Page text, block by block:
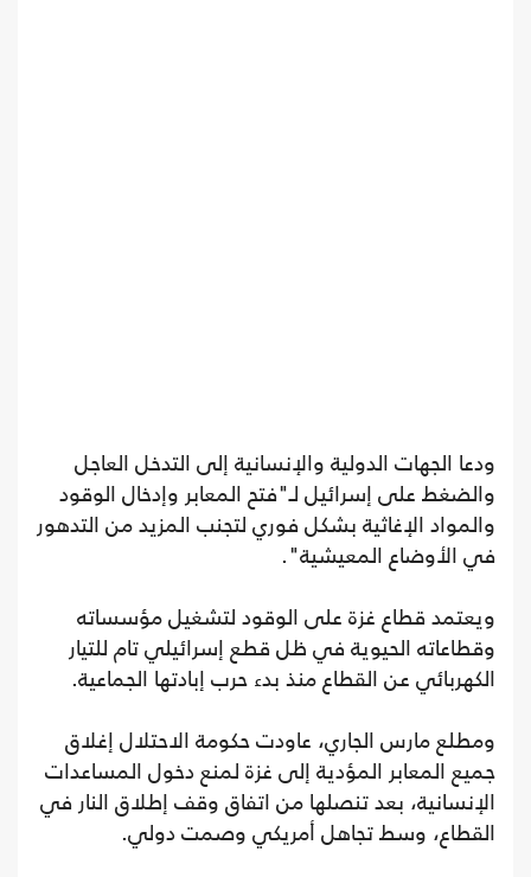
ودعا الجهات الدولية والإنسانية إلى التدخل العاجل
والضغط على إسرائيل لـ"فتح المعابر وإدخال الوقود
والمواد الإغاثية بشكل فوري لتجنب المزيد من التدهور
في الأوضاع المعيشية".
ويعتمد قطاع غزة على الوقود لتشغيل مؤسساته
وقطاعاته الحيوية في ظل قطع إسرائيلي تام للتيار
الكهربائي عن القطاع منذ بدء حرب إبادتها الجماعية.
ومطلع مارس الجاري، عاودت حكومة الاحتلال إغلاق
جميع المعابر المؤدية إلى غزة لمنع دخول المساعدات
الإنسانية، بعد تنصلها من اتفاق وقف إطلاق النار في
القطاع، وسط تجاهل أمريكي وصمت دولي.